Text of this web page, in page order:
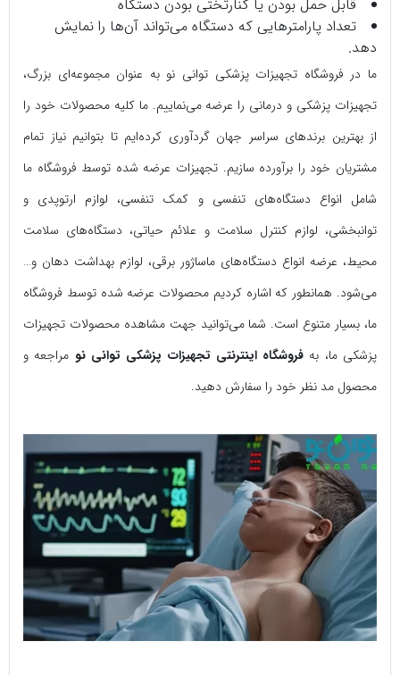
قابل حمل بودن یا کنارتختی بودن دستگاه
تعداد پارامتر‌هایی که دستگاه می‌تواند آن‌ها را نمایش
دهد.
ما در فروشگاه تجهیزات پزشکی توانی نو به عنوان مجموعه‌‌ای بزرگ،
تجهیزات پزشکی و درمانی را عرضه می‌نماییم. ما کلیه محصولات خود را
از بهترین برندهای سراسر جهان گردآوری کرده‌‌ایم تا بتوانیم نیاز تمام
مشتریان خود را برآورده سازیم. تجهیزات عرضه شده توسط فروشگاه ما
شامل انواع دستگاه‌های تنفسی و کمک تنفسی، لوازم ارتوپدی و
توانبخشی، لوازم کنترل سلامت و علائم حیاتی، دستگاه‌های سلامت
محیط، عرضه انواع دستگاه‌های ماساژور برقی، لوازم بهداشت دهان و…
می‌شود. همانطور که اشاره کردیم محصولات عرضه شده توسط فروشگاه
ما، بسیار متنوع است. شما می‌توانید جهت مشاهده محصولات تجهیزات
پزشکی ما، به فروشگاه اینترنتی تجهیزات پزشکی توانی نو مراجعه و
محصول مد نظر خود را سفارش دهید.